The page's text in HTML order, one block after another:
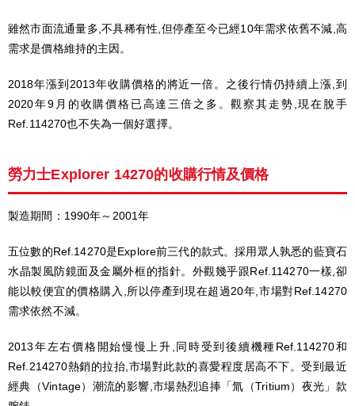
雖然市面流通量多,不具稀有性,但停產至今已經10年需求依舊不減,高
需求是價格維持的主因。
2018年漲到2013年收購價格的將近一倍。之後行情仍持續上漲,到
2020年9月的收購價格已高達三倍之多。觀察其走勢,現在脫手
Ref.114270也不失為一個好選擇。
勞力士Explorer 14270的收購行情及價格
製造期間：1990年～2001年
五位數的Ref.14270是Explore前三代的款式。採用眾人孰悉的藍寶石
水晶製風防鏡面及金屬外框的指針。外觀幾乎跟Ref.114270一樣,卻
能以較便宜的價格購入,所以停產到現在超過20年,市場對Ref.14270
需求依然不減。
2013年左右價格開始慢慢上升,同時受到後續機種Ref.114270和
Ref.214270熱銷的拉抬,市場對此款的喜愛程度居高不下。受到最近
經典（Vintage）潮流的影響,市場熱烈追捧「氚（Tritium）夜光」款